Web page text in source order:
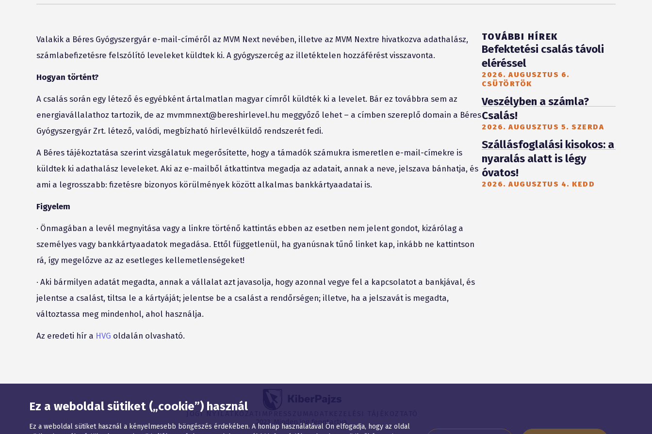
Valakik a Béres Gyógyszergyár e-mail-címéről az MVM Next nevében, illetve az MVM Nextre hivatkozva adathalász,
számlabefizetésre felszólító leveleket küldtek ki. A gyógyszercég az illetéktelen hozzáférést visszavonta.
Hogyan történt?
A csalás során egy létező és egyébként ártalmatlan magyar címről küldték ki a levelet. Bár ez továbbra sem az
energiavállalathoz tartozik, de az mvmmnext@bereshirlevel.hu meggyőző lehet – a címben szereplő domain a Béres
Gyógyszergyár Zrt. létező, valódi, megbízható hírlevélküldő rendszerét fedi.
A Béres tájékoztatása szerint vizsgálatuk megerősítette, hogy a támadók számukra ismeretlen e-mail-címekre is
küldtek ki adathalász leveleket. Aki az e-mailből átkattintva megadja az adatait, annak a neve, jelszava bánhatja, és
ami a legrosszabb: fizetésre bizonyos körülmények között alkalmas bankkártyaadatai is.
Figyelem
· Önmagában a levél megnyitása vagy a linkre történő kattintás ebben az esetben nem jelent gondot, kizárólag a
személyes vagy bankkártyaadatok megadása. Ettől függetlenül, ha gyanúsnak tűnő linket kap, inkább ne kattintson
rá, így megelőzve az az esetleges kellemetlenségeket!
· Aki bármilyen adatát megadta, annak a vállalat azt javasolja, hogy azonnal vegye fel a kapcsolatot a bankjával, és
jelentse a csalást, tiltsa le a kártyáját; jelentse be a csalást a rendőrségen; illetve, ha a jelszavát is megadta,
változtassa meg mindenhol, ahol használja.
Az eredeti hír a HVG oldalán olvasható.
TOVÁBBI HÍREK
Befektetési csalás távoli
eléréssel
2026. AUGUSZTUS 6.
CSÜTÖRTÖK
Veszélyben a számla?
Csalás!
2026. AUGUSZTUS 5. SZERDA
Szállásfoglalási kisokos: a
nyaralás alatt is légy
óvatos!
2026. AUGUSZTUS 4. KEDD
JOGI NYILATKOZAT
2023. Minden jog fenntartva.
Ez a weboldal sütiket („cookie”) használ
Ez a weboldal sütiket használ a kényelmesebb böngészés érdekében. A honlap használatával Ön elfogadja, hogy az oldal